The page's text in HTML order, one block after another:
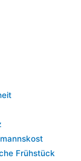
Frühstück